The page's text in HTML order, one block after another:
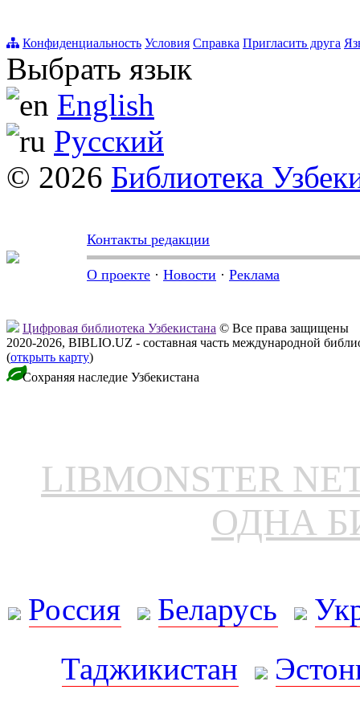
Конфиденциальность Условия Справка Пригласить друга
Выбрать язык
English
Русский
© 2026 Библиотека
Контакты редакции
О проекте · Новости · Реклама
Цифровая библиотека Узбекистана © Все права защищены
2020-2026, BIBLIO.UZ - составная часть международной
(открыть карту)
Сохраняя наследие Узбекистана
LIBMONSTER
ОДНА
Россия Беларусь
Таджикистан